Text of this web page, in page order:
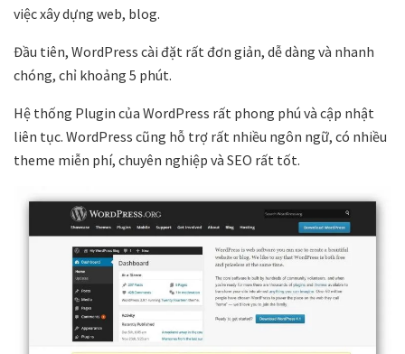
việc xây dựng web, blog.
Đầu tiên, WordPress cài đặt rất đơn giản, dễ dàng và nhanh
chóng, chỉ khoảng 5 phút.
Hệ thống Plugin của WordPress rất phong phú và cập nhật
liên tục. WordPress cũng hỗ trợ rất nhiều ngôn ngữ, có nhiều
theme miễn phí, chuyên nghiệp và SEO rất tốt.